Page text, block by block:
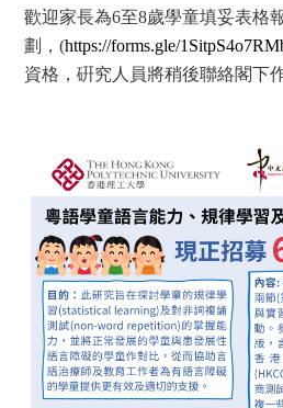
歡迎家長為6至8歲學童填妥表格
劃，(https://forms.gle/
資格，硏究⼈員將稍後聯絡閣下